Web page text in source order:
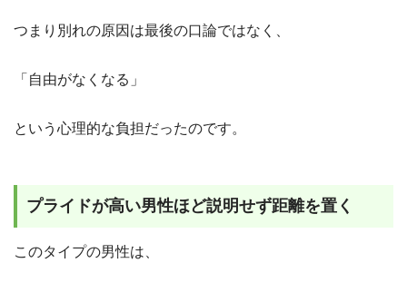
つまり別れの原因は最後の口論ではなく、
「自由がなくなる」
という心理的な負担だったのです。
プライドが高い男性ほど説明せず距離を置く
このタイプの男性は、